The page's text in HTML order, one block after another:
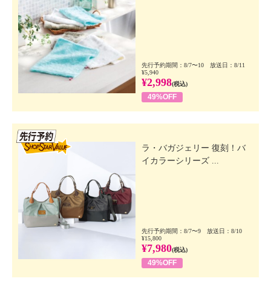
先行予約期間：8/7〜10 放送日：8/11
¥5,940
¥2,998(税込)
49%OFF
ラ・バガジェリー 復刻！バ
イカラーシリーズ ...
先行予約期間：8/7〜9 放送日：8/10
¥15,800
¥7,980(税込)
49%OFF